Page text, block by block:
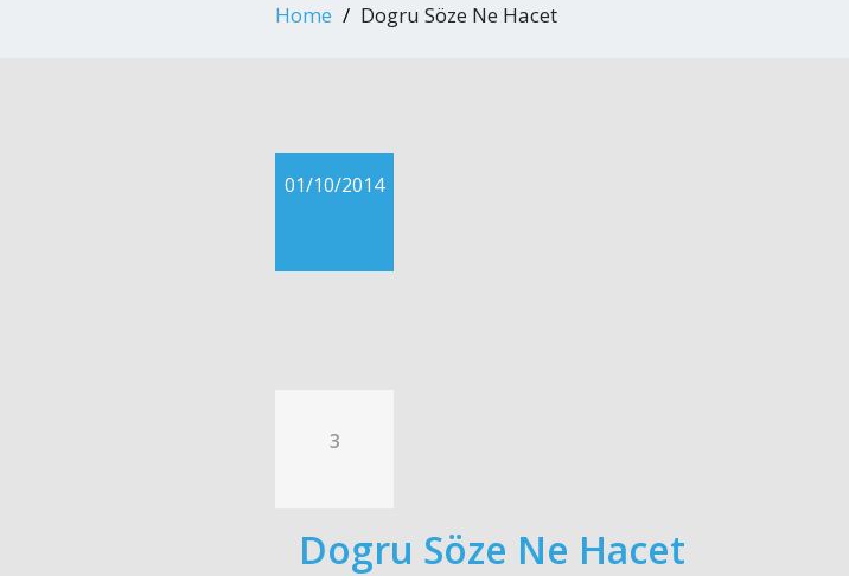
Home Dogru Söze Ne Hacet
01/10/2014
3
Dogru Söze Ne Hacet